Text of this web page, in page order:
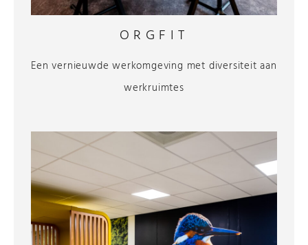
ORGFIT
Een vernieuwde werkomgeving met diversiteit aan
werkruimtes